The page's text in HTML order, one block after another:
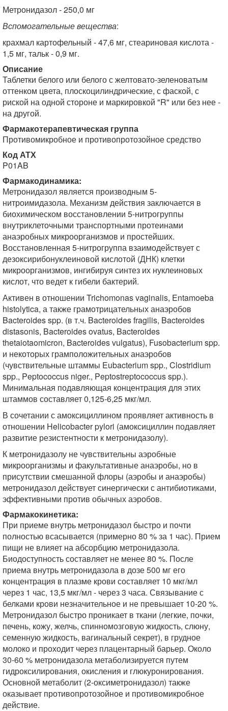
Метронидазол - 250,0 мг
Вспомогательные вещества:
крахмал картофельный - 47,6 мг, стеариновая кислота -
1,5 мг, тальк - 0,9 мг.
Описание
Таблетки белого или белого с желтовато-зеленоватым
оттенком цвета, плоскоцилиндрические, с фаской, с
риской на одной стороне и маркировкой "R" или без нее -
на другой.
Фармакотерапевтическая группа
Противомикробное и противопротозойное средство
Код АТХ
P01AB
Фармакодинамика:
Метронидазол является производным 5-
нитроимидазола. Механизм действия заключается в
биохимическом восстановлении 5-нитрогруппы
внутриклеточными транспортными протеинами
анаэробных микроорганизмов и простейших.
Восстановленная 5-нитрогруппа взаимодействует с
дезоксирибонуклеиновой кислотой (ДНК) клетки
микроорганизмов, ингибируя синтез их нуклеиновых
кислот, что ведет к гибели бактерий.
Активен в отношении Trichomonas vaginalis, Entamoeba
histolytica, а также грамотрицательных анаэробов
Bacteroides spp. (в т.ч. Bacteroides fragilis, Bacteroides
distasonis, Bacteroides ovatus, Bacteroides
thetaiotaomicron, Bacteroides vulgatus), Fusobacterium spp.
и некоторых грамположительных анаэробов
(чувствительные штаммы Eubacterium spp., Clostridium
spp., Peptococcus niger., Peptostreptococcus spp.).
Минимальная подавляющая концентрация для этих
штаммов составляет 0,125-6,25 мкг/мл.
В сочетании с амоксициллином проявляет активность в
отношении Helicobacter pylori (амоксициллин подавляет
развитие резистентности к метронидазолу).
К метронидазолу не чувствительны аэробные
микроорганизмы и факультативные анаэробы, но в
присутствии смешанной флоры (аэробы и анаэробы)
метронидазол действует синергически с антибиотиками,
эффективными против обычных аэробов.
Фармакокинетика:
При приеме внутрь метронидазол быстро и почти
полностью всасывается (примерно 80 % за 1 час). Прием
пищи не влияет на абсорбцию метронидазола.
Биодоступность составляет не менее 80 %. После
приема внутрь метронидазола в дозе 500 мг его
концентрация в плазме крови составляет 10 мкг/мл
через 1 час, 13,5 мкг/мл - через 3 часа. Связывание с
белками крови незначительное и не превышает 10-20 %.
Метронидазол быстро проникает в ткани (легкие, почки,
печень, кожу, желчь, спинномозговую жидкость, слюну,
семенную жидкость, вагинальный секрет), в грудное
молоко и проходит через плацентарный барьер. Около
30-60 % метронидазола метаболизируется путем
гидроксилирования, окисления и глюкуронирования.
Основной метаболит (2-оксиметронидазол) также
оказывает противопротозойное и противомикробное
действие.